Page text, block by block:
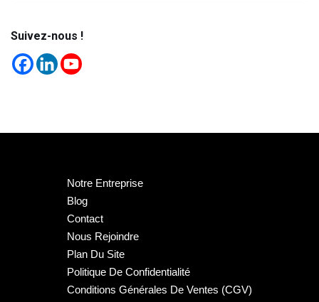
Suivez-nous !
Notre Entreprise
Blog
Contact
Nous Rejoindre
Plan Du Site
Politique De Confidentialité
Conditions Générales De Ventes (CGV)